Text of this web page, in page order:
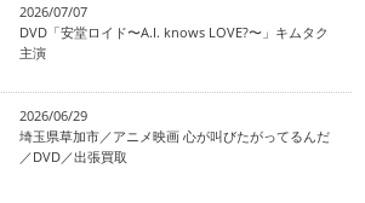
2026/07/07
DVD「安堂ロイド〜A.I. knows LOVE?〜」キムタク
主演
2026/06/29
埼玉県草加市／アニメ映画 心が叫びたがってるんだ
／DVD／出張買取